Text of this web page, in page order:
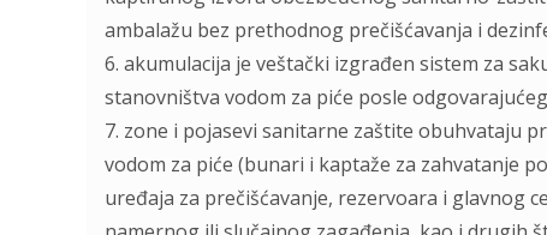
ambalažu bez prethodnog prečišćavanja i
6. akumulacija je veštački izgrađen sistem za
stanovništva vodom za piće posle
7. zone i pojasevi sanitarne zaštite obuhvataju
vodom za piće (bunari i kaptaže za zahvatanje
uređaja za prečišćavanje, rezervoara i glavnog